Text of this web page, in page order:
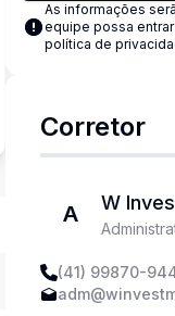
As informações
equipe possa
política de
Corretor
A
W
(41) 99870-